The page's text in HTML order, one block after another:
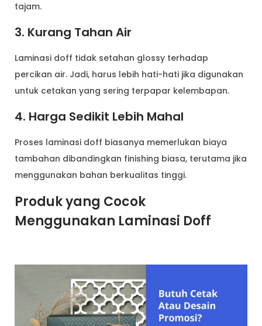
tajam.
3. Kurang Tahan Air
Laminasi doff tidak setahan glossy terhadap
percikan air. Jadi, harus lebih hati-hati jika digunakan
untuk cetakan yang sering terpapar kelembapan.
4. Harga Sedikit Lebih Mahal
Proses laminasi doff biasanya memerlukan biaya
tambahan dibandingkan finishing biasa, terutama jika
menggunakan bahan berkualitas tinggi.
Produk yang Cocok
Menggunakan Laminasi Doff